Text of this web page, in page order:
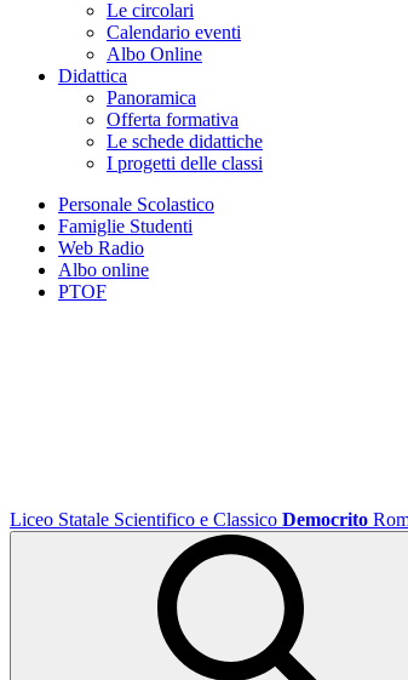
Le circolari
Calendario eventi
Albo Online
Didattica
Panoramica
Offerta formativa
Le schede didattiche
I progetti delle classi
Personale Scolastico
Famiglie Studenti
Web Radio
Albo online
PTOF
Liceo Statale Scientifico e Classico Democrito